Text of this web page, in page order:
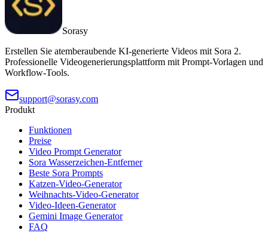
Sorasy
Erstellen Sie atemberaubende KI-generierte Videos mit Sora 2.
Professionelle Videogenerierungsplattform mit Prompt-Vorlagen und
Workflow-Tools.
support@sorasy.com
Produkt
Funktionen
Preise
Video Prompt Generator
Sora Wasserzeichen-Entferner
Beste Sora Prompts
Katzen-Video-Generator
Weihnachts-Video-Generator
Video-Ideen-Generator
Gemini Image Generator
FAQ